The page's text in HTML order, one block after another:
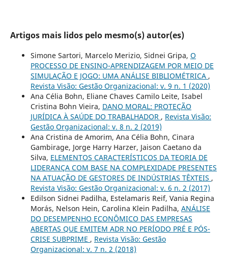
Artigos mais lidos pelo mesmo(s) autor(es)
Simone Sartori, Marcelo Merizio, Sidnei Gripa, O
PROCESSO DE ENSINO-APRENDIZAGEM POR MEIO DE
SIMULAÇÃO E JOGO: UMA ANÁLISE BIBLIOMÉTRICA ,
Revista Visão: Gestão Organizacional: v. 9 n. 1 (2020)
Ana Célia Bohn, Eliane Chaves Camilo Leite, Isabel
Cristina Bohn Vieira, DANO MORAL: PROTEÇÃO
JURÍDICA À SAÚDE DO TRABALHADOR , Revista Visão:
Gestão Organizacional: v. 8 n. 2 (2019)
Ana Cristina de Amorim, Ana Célia Bohn, Cinara
Gambirage, Jorge Harry Harzer, Jaison Caetano da
Silva, ELEMENTOS CARACTERÍSTICOS DA TEORIA DE
LIDERANÇA COM BASE NA COMPLEXIDADE PRESENTES
NA ATUAÇÃO DE GESTORES DE INDÚSTRIAS TÊXTEIS ,
Revista Visão: Gestão Organizacional: v. 6 n. 2 (2017)
Edilson Sidnei Padilha, Estelamaris Reif, Vania Regina
Morás, Nelson Hein, Carolina Klein Padilha, ANÁLISE
DO DESEMPENHO ECONÔMICO DAS EMPRESAS
ABERTAS QUE EMITEM ADR NO PERÍODO PRÉ E PÓS-
CRISE SUBPRIME , Revista Visão: Gestão
Organizacional: v. 7 n. 2 (2018)